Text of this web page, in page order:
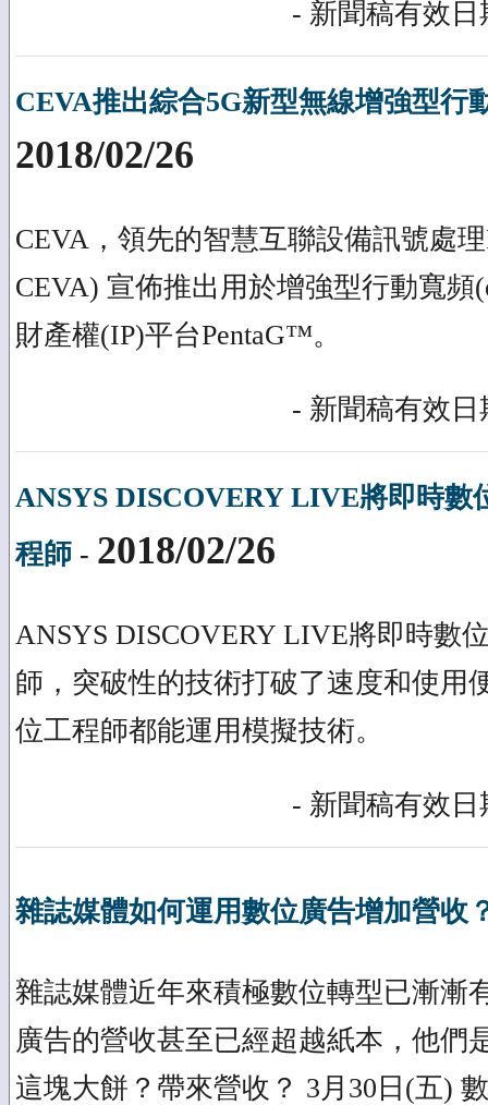
- 新聞稿有效日
CEVA推出綜合5G新型無線增強型行
2018/02/26
CEVA，領先的智慧互聯設備訊號處
CEVA) 宣佈推出用於增強型行動寬頻
財產權(IP)平台PentaG™。
- 新聞稿有效日
ANSYS DISCOVERY LIVE將即時數
程師 - 2018/02/26
ANSYS DISCOVERY LIVE將即時數
師，突破性的技術打破了速度和使用
位工程師都能運用模擬技術。
- 新聞稿有效日
雜誌媒體如何運用數位廣告增加營收
雜誌媒體近年來積極數位轉型已漸漸
廣告的營收甚至已經超越紙本，他們
這塊大餅？帶來營收？ 3月30日(五)